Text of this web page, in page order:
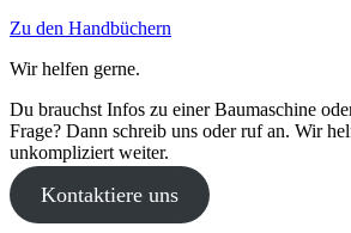
Zu den Handbüchern
Wir helfen gerne.
Du brauchst Infos zu einer Baumaschine
Frage? Dann schreib uns oder ruf an. Wir
unkompliziert weiter.
Kontaktiere uns